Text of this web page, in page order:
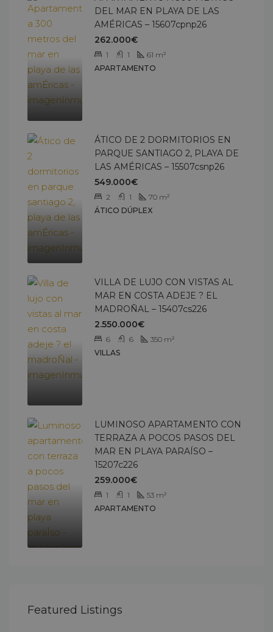
DEL MAR EN PLAYA DE LAS
AMÉRICAS – 15607cpnp26
262.000€
1 1 61 m²
APARTAMENTO
ÁTICO DE 2 DORMITORIOS EN
PARQUE SANTIAGO 2, PLAYA DE
LAS AMÉRICAS – 15507csnp26
549.000€
2 1 70 m²
ÁTICO DÚPLEX
VILLA DE LUJO CON VISTAS AL
MAR EN COSTA ADEJE ? EL
MADROÑAL – 15407cs226
2.550.000€
6 6 350 m²
VILLAS
LUMINOSO APARTAMENTO CON
TERRAZA A POCOS PASOS DEL
MAR EN PLAYA PARAÍSO –
15207c226
259.000€
1 1 53 m²
APARTAMENTO
Featured Listings